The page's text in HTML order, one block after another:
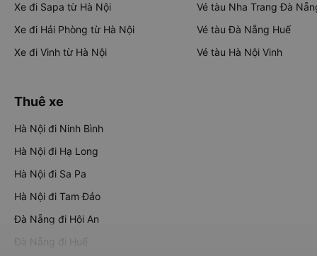
Xe đi Sapa từ Hà Nội
Xe đi Hải Phòng từ Hà Nội
Xe đi Vinh từ Hà Nội
Vé tàu Nha Trang Đà
Vé tàu Đà Nẵng Huế
Vé tàu Hà Nội Vinh
Thuê xe
Hà Nội đi Ninh Bình
Hà Nội đi Hạ Long
Hà Nội đi Sa Pa
Hà Nội đi Tam Đảo
Đà Nẵng đi Hội An
Đà Nẵng đi Huế